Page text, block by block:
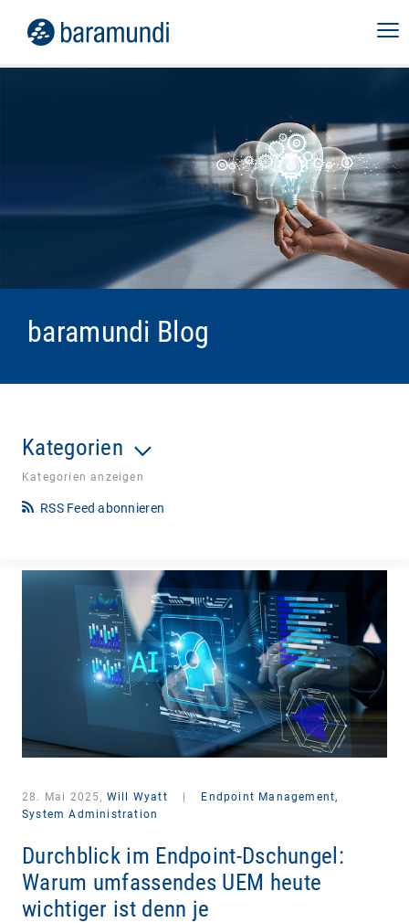
baramundi Blog
Kategorien
Kategorien anzeigen
RSS Feed abonnieren
28. Mai 2025, Will Wyatt
Endpoint Management,
System Administration
Durchblick im Endpoint-Dschungel:
Warum umfassendes UEM heute
wichtiger ist denn je